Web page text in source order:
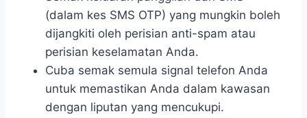
(dalam kes SMS OTP) yang mungkin boleh
dijangkiti oleh perisian anti-spam atau
perisian keselamatan Anda.
Cuba semak semula signal telefon Anda
untuk memastikan Anda dalam kawasan
dengan liputan yang mencukupi.